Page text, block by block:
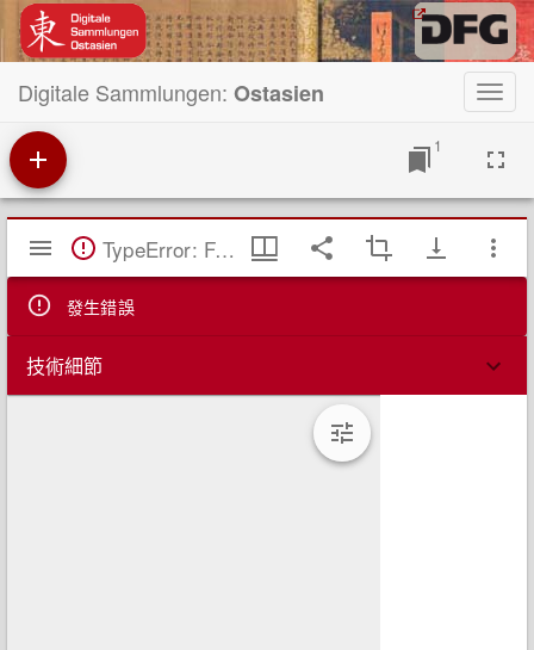
Digitale Sammlungen: Ostasien
1
Mirador
覽
TypeError: Failed to fetch
發生錯誤
技術細節